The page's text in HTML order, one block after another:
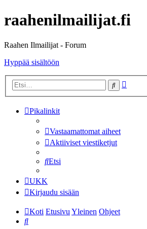
raahenilmailijat.fi
Raahen Ilmailijat - Forum
Hyppää sisältöön
Etsi
Pikalinkit
Vastaamattomat aiheet
Aktiiviset viestiketjut
Etsi
UKK
Kirjaudu sisään
Koti EtusivuYleinen Ohjeet
Etsi